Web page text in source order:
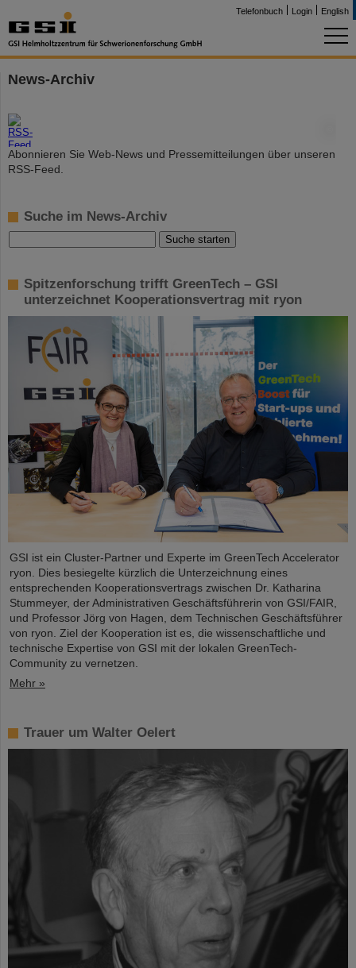
Telefonbuch Login English
News-Archiv
Abonnieren Sie Web-News und Pressemitteilungen über unseren
RSS-Feed.
Suche im News-Archiv
Spitzenforschung trifft GreenTech – GSI
unterzeichnet Kooperationsvertrag mit ryon
GSI ist ein Cluster-Partner und Experte im GreenTech Accelerator
ryon. Dies besiegelte kürzlich die Unterzeichnung eines
entsprechenden Kooperationsvertrags zwischen Dr. Katharina
Stummeyer, der Administrativen Geschäftsführerin von GSI/FAIR,
und Professor Jörg von Hagen, dem Technischen Geschäftsführer
von ryon. Ziel der Kooperation ist es, die wissenschaftliche und
technische Expertise von GSI mit der lokalen GreenTech-
Community zu vernetzen.
Mehr »
Trauer um Walter Oelert